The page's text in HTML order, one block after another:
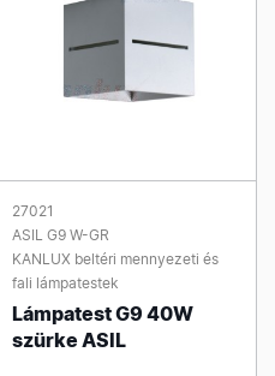
27021
ASIL G9 W-GR
KANLUX beltéri mennyezeti és
fali lámpatestek
Lámpatest G9 40W
szürke ASIL